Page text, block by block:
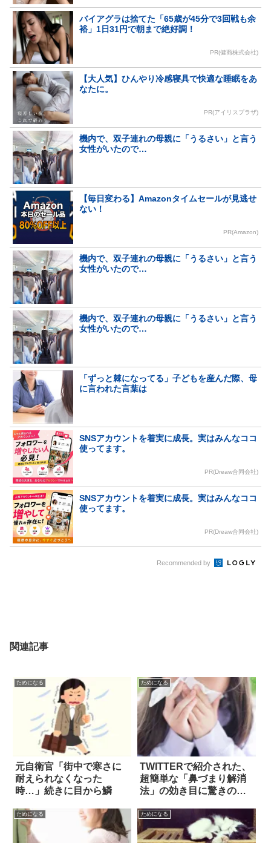
バイアグラは捨てた「65歳が45分で3回戦も余
裕」1日31円で朝まで絶好調！
PR(健商株式会社)
【大人気】ひんやり冷感寝具で快適な睡眠をあ
なたに。
PR(アイリスプラザ)
機内で、双子連れの母親に「うるさい」と言う
女性がいたので…
【毎日変わる】Amazonタイムセールが見逃せ
ない！
PR(Amazon)
機内で、双子連れの母親に「うるさい」と言う
女性がいたので…
機内で、双子連れの母親に「うるさい」と言う
女性がいたので…
「ずっと棘になってる」子どもを産んだ際、母
に言われた言葉は
SNSアカウントを着実に成長。実はみんなココ
使ってます。
PR(Dreaw合同会社)
SNSアカウントを着実に成長。実はみんなココ
使ってます。
PR(Dreaw合同会社)
Recommended by
関連記事
ためになる
元自衛官「街中で寒さに
耐えられなくなった
時…」続きに目から鱗
ためになる
TWITTERで紹介された、
超簡単な「鼻づまり解消
法」の効き目に驚きの
ためになる ためになる